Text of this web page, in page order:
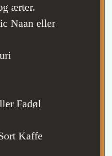
ærter.
Naan eller
Fadøl
Kaffe